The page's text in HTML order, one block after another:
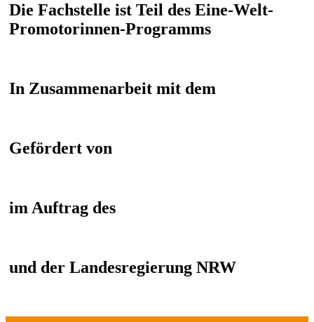
Die Fachstelle ist Teil des Eine-Welt-
Promotorinnen-Programms
In Zusammenarbeit mit dem
Gefördert von
im Auftrag des
und der Landesregierung NRW